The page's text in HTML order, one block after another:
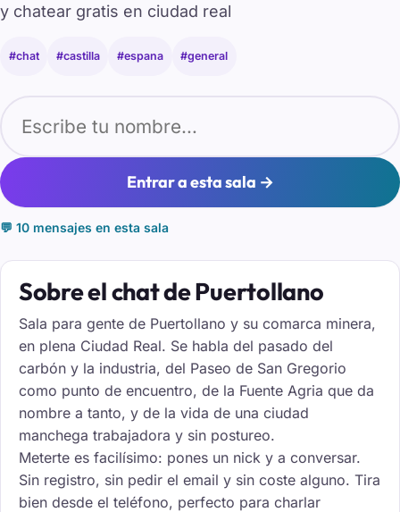
y chatear gratis en ciudad real
#chat #castilla #espana #general
Entrar a esta sala →
💬 10 mensajes en esta sala
Sobre el chat de Puertollano
Sala para gente de Puertollano y su comarca minera,
en plena Ciudad Real. Se habla del pasado del
carbón y la industria, del Paseo de San Gregorio
como punto de encuentro, de la Fuente Agria que da
nombre a tanto, y de la vida de una ciudad
manchega trabajadora y sin postureo.
Meterte es facilísimo: pones un nick y a conversar.
Sin registro, sin pedir el email y sin coste alguno. Tira
bien desde el teléfono, perfecto para charlar